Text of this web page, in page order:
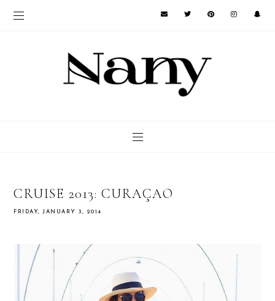
CRUISE 2013: CURAÇAO
FRIDAY, JANUARY 3, 2014